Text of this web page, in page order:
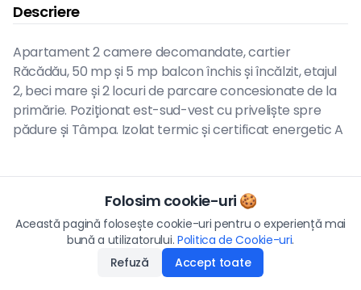
Descriere
Apartament 2 camere decomandate, cartier
Răcădău, 50 mp și 5 mp balcon închis și încălzit, etajul
2, beci mare și 2 locuri de parcare concesionate de la
primărie. Poziționat est-sud-vest cu priveliște spre
pădure și Tâmpa. Izolat termic și certificat energetic A
Hartă
Vezi pe hartă
Preț
117.500€
31.07.2026
Aplică
Folosim cookie-uri 🍪
Această pagină folosește cookie-uri pentru o experiență mai
bună a utilizatorului. Politica de Cookie-uri.
Refuză
Accept toate